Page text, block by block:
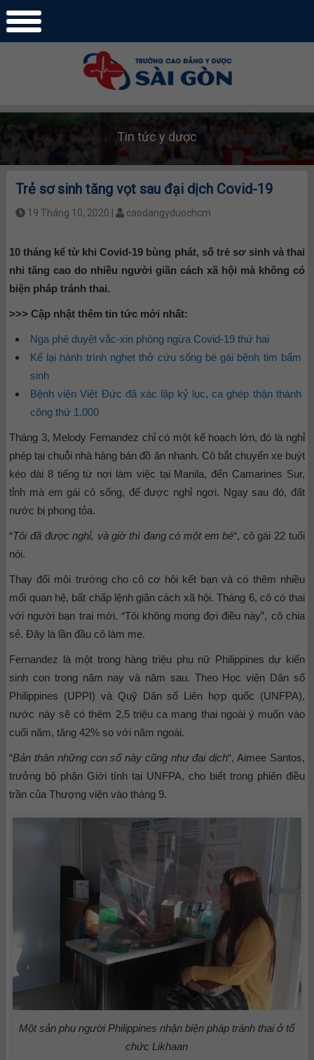
Tin tức y dược
Trẻ sơ sinh tăng vọt sau đại dịch Covid-19
19 Tháng 10, 2020 | caodangyduochcm
10 tháng kể từ khi Covid-19 bùng phát, số trẻ sơ sinh và thai
nhi tăng cao do nhiều người giãn cách xã hội mà không có
biện pháp tránh thai.
>>> Cập nhật thêm tin tức mới nhất:
Nga phê duyệt vắc-xin phòng ngừa Covid-19 thứ hai
Kể lại hành trình nghẹt thở cứu sống bé gái bệnh tim bẩm
sinh
Bệnh viện Việt Đức đã xác lập kỷ lục, ca ghép thận thành
công thứ 1.000
Tháng 3, Melody Fernandez chỉ có một kế hoạch lớn, đó là nghỉ
phép tại chuỗi nhà hàng bán đồ ăn nhanh. Cô bắt chuyến xe buýt
kéo dài 8 tiếng từ nơi làm việc tại Manila, đến Camarines Sur,
tỉnh mà em gái cô sống, để được nghỉ ngơi. Ngay sau đó, đất
nước bị phong tỏa.
“Tôi đã được nghỉ, và giờ thì đang có một em bé“, cô gái 22 tuổi
nói.
Thay đổi môi trường cho cô cơ hội kết bạn và có thêm nhiều
mối quan hệ, bất chấp lệnh giãn cách xã hội. Tháng 6, cô có thai
với người bạn trai mới. “Tôi không mong đợi điều này”, cô chia
sẻ. Đây là lần đầu cô làm mẹ.
Fernandez là một trong hàng triệu phụ nữ Philippines dự kiến
sinh con trong năm nay và năm sau. Theo Học viện Dân số
Philippines (UPPI) và Quỹ Dân số Liên hợp quốc (UNFPA),
nước này sẽ có thêm 2,5 triệu ca mang thai ngoài ý muốn vào
cuối năm, tăng 42% so với năm ngoái.
“Bản thân những con số này cũng như đại dịch“, Aimee Santos,
trưởng bộ phận Giới tính tại UNFPA, cho biết trong phiên điều
trần của Thượng viện vào tháng 9.
Một sản phụ người Philippines nhận biện pháp tránh thai ở tổ
chức Likhaan